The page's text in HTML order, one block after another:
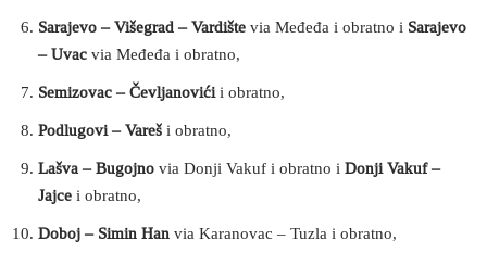
Sarajevo – Višegrad – Vardište via Međeđa i obratno i Sarajevo
– Uvac via Međeđa i obratno,
Semizovac – Čevljanovićii obratno,
Podlugovi – Vareš i obratno,
Lašva – Bugojno via Donji Vakuf i obratno i Donji Vakuf –
Jajce i obratno,
Doboj – Simin Han via Karanovac – Tuzla i obratno,